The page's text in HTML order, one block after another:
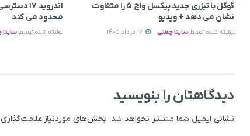
گوگل با تیزری جدید پیکسل واچ ۵ را متفاوت
نشان می‌ دهد + ویدیو
نوشته شده توسط ساینا چمنی
اندروید
محدود می‌ کند
نوشته شده توسط
دیدگاهتان را بنویسید
نشانی ایمیل شما منتشر نخواهد شد. بخش‌های موردنیاز